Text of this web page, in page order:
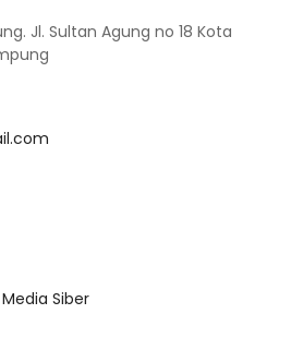
Jl. Sultan Agung no 18 Kota
Siber